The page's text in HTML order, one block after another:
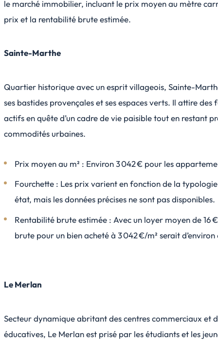
le marché immobilier, incluant le prix moyen au mètre
prix et la rentabilité brute estimée.
Sainte-Marthe
Quartier historique avec un esprit villageois, Sainte-
ses bastides provençales et ses espaces verts. Il attire des
actifs en quête d’un cadre de vie paisible tout en restant
commodités urbaines.
Prix moyen au m² : Environ 3 042 € pour les
Fourchette : Les prix varient en fonction de la
état, mais les données précises ne sont pas disponibles.
Rentabilité brute estimée : Avec un loyer moyen de 16
brute pour un bien acheté à 3 042 €/m² serait d’environ
Le Merlan
Secteur dynamique abritant des centres commerciaux et
éducatives, Le Merlan est prisé par les étudiants et les